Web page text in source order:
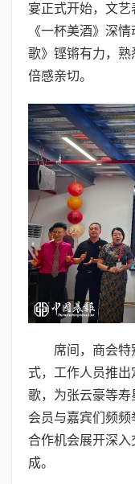
宴正式开始，文
《一杯美酒》深
歌》铿锵有力，
倍感亲切。
席间，商会
式，工作人员推
歌，为张云豪等寿
会员与嘉宾们频频
合作机会展开深
成。